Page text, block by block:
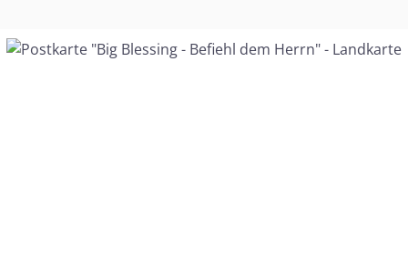
Bildergalerie überspringen